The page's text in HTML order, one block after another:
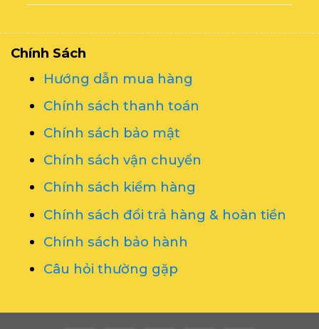
Chính Sách
Hướng dẫn mua hàng
Chính sách thanh toán
Chính sách bảo mật
Chính sách vận chuyển
Chính sách kiểm hàng
Chính sách đổi trả hàng & hoàn tiền
Chính sách bảo hành
Câu hỏi thường gặp